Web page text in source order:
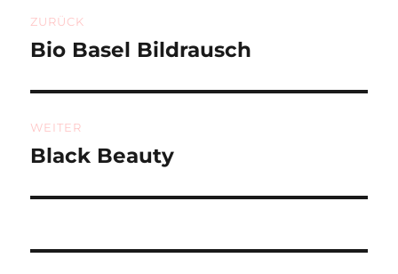
ZURÜCK
Vorheriger
Bio Basel Bildrausch
WEITER
Nächster
Black Beauty